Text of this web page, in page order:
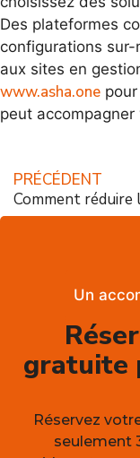
Des plateformes
configurations
aux sites en
www.asha.one
peut
PRÉCÉDENT
Un
gratuite
Réservez
seulement